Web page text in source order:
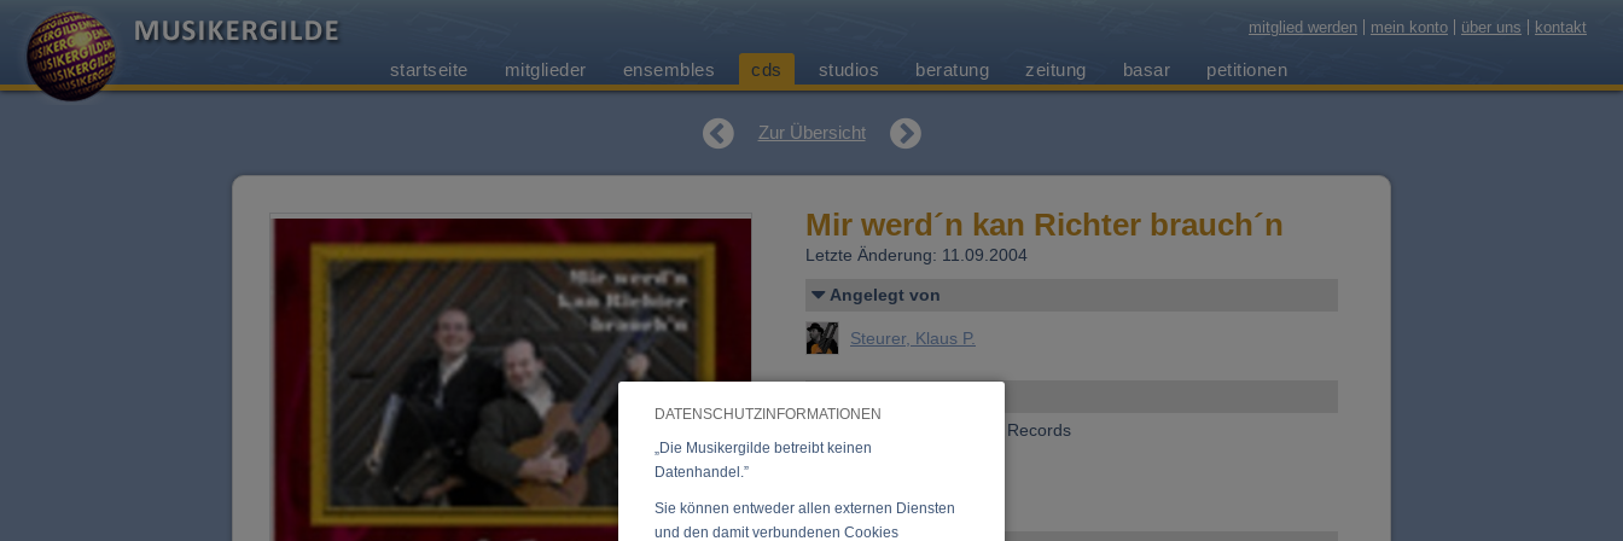
DATENSCHUTZINFORMATIONEN
„Die Musikergilde betreibt keinen
Datenhandel.”
Sie können entweder allen externen Diensten
und den damit verbundenen Cookies
mitglied werden mein konto über uns kontakt
startseite mitglieder ensembles cds studios beratung zeitung basar petitionen
Zur Übersicht
Mir werd´n kan Richter brauch´n
Letzte Änderung: 11.09.2004
Angelegt von
Steurer, Klaus P.
Axel Rot Records
Preis:15,00 €